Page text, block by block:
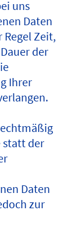
uns
Daten
Zeit,
der
Ihrer
statt der
Daten
zur